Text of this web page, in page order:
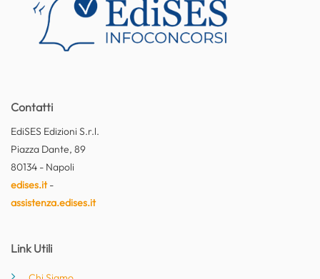
Contatti
EdiSES Edizioni S.r.l.
Piazza Dante, 89
80134 - Napoli
edises.it-
assistenza.edises.it
Link Utili